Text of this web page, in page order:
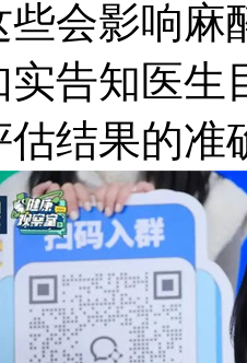
会影响麻
告知医生
结果的准